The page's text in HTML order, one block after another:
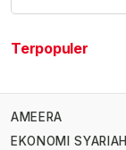
Terpopuler
AMEERA
EKONOMI SYARIAH